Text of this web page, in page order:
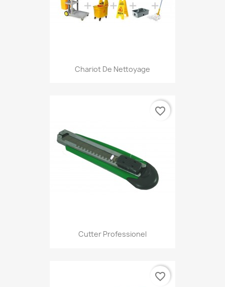
Chariot De Nettoyage
Cutter Professionel
favorite_border
favorite_border